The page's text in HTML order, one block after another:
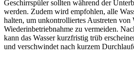
Geschirrspüler sollten während der
werden. Zudem wird empfohlen, alle
halten, um unkontrolliertes Austreten von
Wiederinbetriebnahme zu vermeiden.
kann das Wasser kurzfristig trüb
und verschwindet nach kurzem